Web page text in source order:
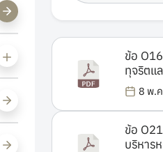
ข้อ
ทุจริตแ
8 พ.
ข้อ
บริหาร